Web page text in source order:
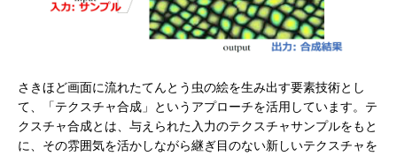
さきほど画面に流れたてんとう虫の絵を生み出す要素技術とし
て、「テクスチャ合成」というアプローチを活用しています。テ
クスチャ合成とは、与えられた入力のテクスチャサンプルをもと
に、その雰囲気を活かしながら継ぎ目のない新しいテクスチャを